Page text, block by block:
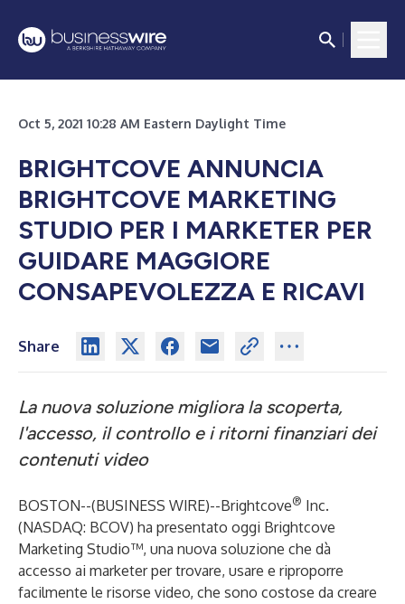
Oct 5, 2021 10:28 AM Eastern Daylight Time
BRIGHTCOVE ANNUNCIA
BRIGHTCOVE MARKETING
STUDIO PER I MARKETER PER
GUIDARE MAGGIORE
CONSAPEVOLEZZA E RICAVI
Share
La nuova soluzione migliora la scoperta,
l'accesso, il controllo e i ritorni finanziari dei
contenuti video
BOSTON--(BUSINESS WIRE)--Brightcove® Inc.
(NASDAQ: BCOV) ha presentato oggi Brightcove
Marketing Studio™, una nuova soluzione che dà
accesso ai marketer per trovare, usare e riproporre
facilmente le risorse video, che sono costose da creare